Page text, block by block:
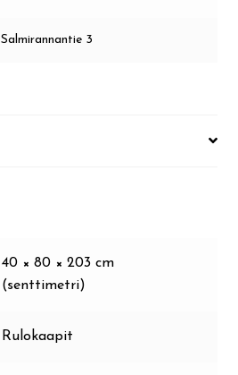
Salmirannantie 3
40 × 80 × 203 cm
(senttimetri)
Rulokaapit